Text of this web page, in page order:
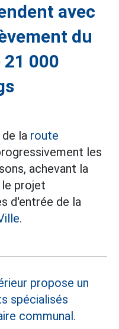
avec
du
000
la route
les
achevant la
projet
d'entrée de la